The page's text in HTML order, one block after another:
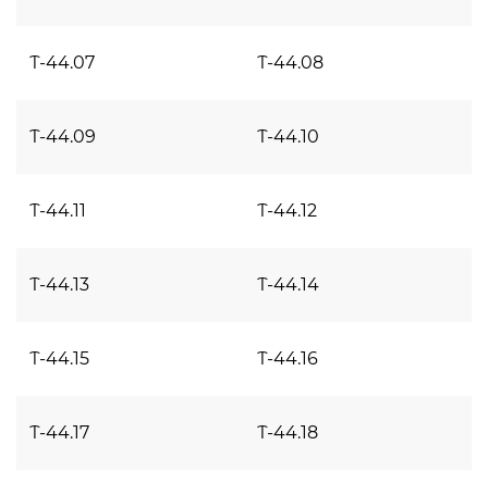
Т-44.07 Т-44.08
Т-44.09 Т-44.10
Т-44.11 Т-44.12
Т-44.13 Т-44.14
Т-44.15 Т-44.16
Т-44.17 Т-44.18